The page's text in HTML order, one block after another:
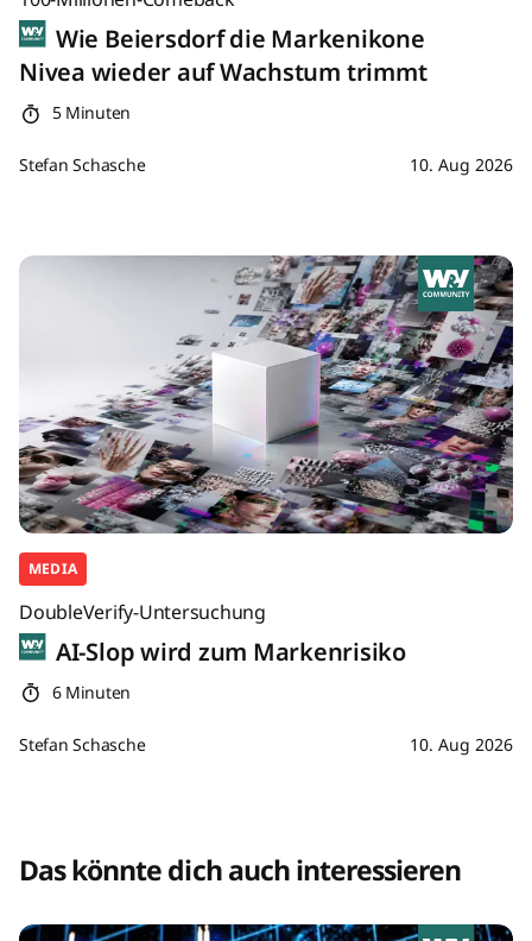
Wie Beiersdorf die Markenikone
Nivea wieder auf Wachstum trimmt
5 Minuten
Stefan Schasche 10. Aug 2026
MEDIA
DoubleVerify-Untersuchung
AI-Slop wird zum Markenrisiko
6 Minuten
Stefan Schasche 10. Aug 2026
Das könnte dich auch interessieren